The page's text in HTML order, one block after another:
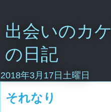
出会いのカ
の日記
2018年3月17日土曜日
それなり